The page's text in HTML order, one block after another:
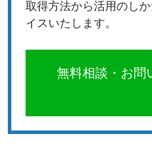
取得方法から活用のし
イスいたします。
無料相談・お問